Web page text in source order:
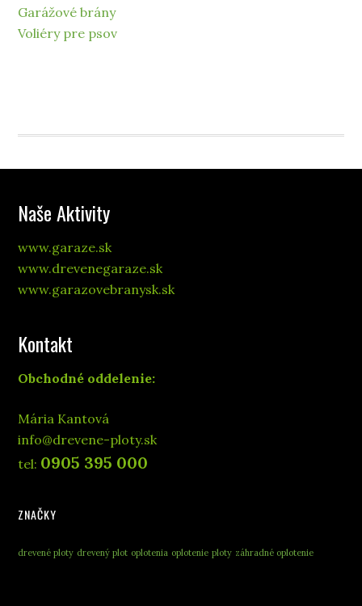
Garážové brány
Voliéry pre psov
Naše Aktivity
www.garaze.sk
www.drevenegaraze.sk
www.garazovebranysk.sk
Kontakt
Obchodné oddelenie:
Mária Kantová
info@drevene-ploty.sk
tel: 0905 395 000
ZNAČKY
drevené ploty drevený plot oplotenia oplotenie ploty záhradné oplotenie